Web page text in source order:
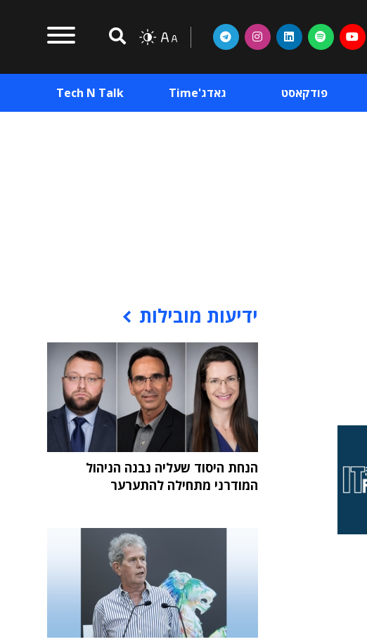
פודקאסט גאדג'Time Tech N Talk
ידיעות מובילות
הנחת היסוד שעליה נבנה הניהול
המודרני מתחילה להתערער